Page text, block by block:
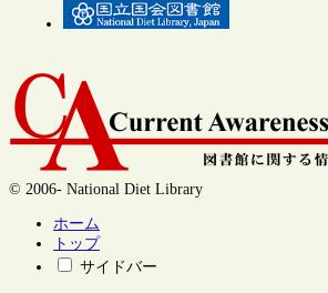
© 2006- National Diet Library
ホーム
トップ
サイドバー